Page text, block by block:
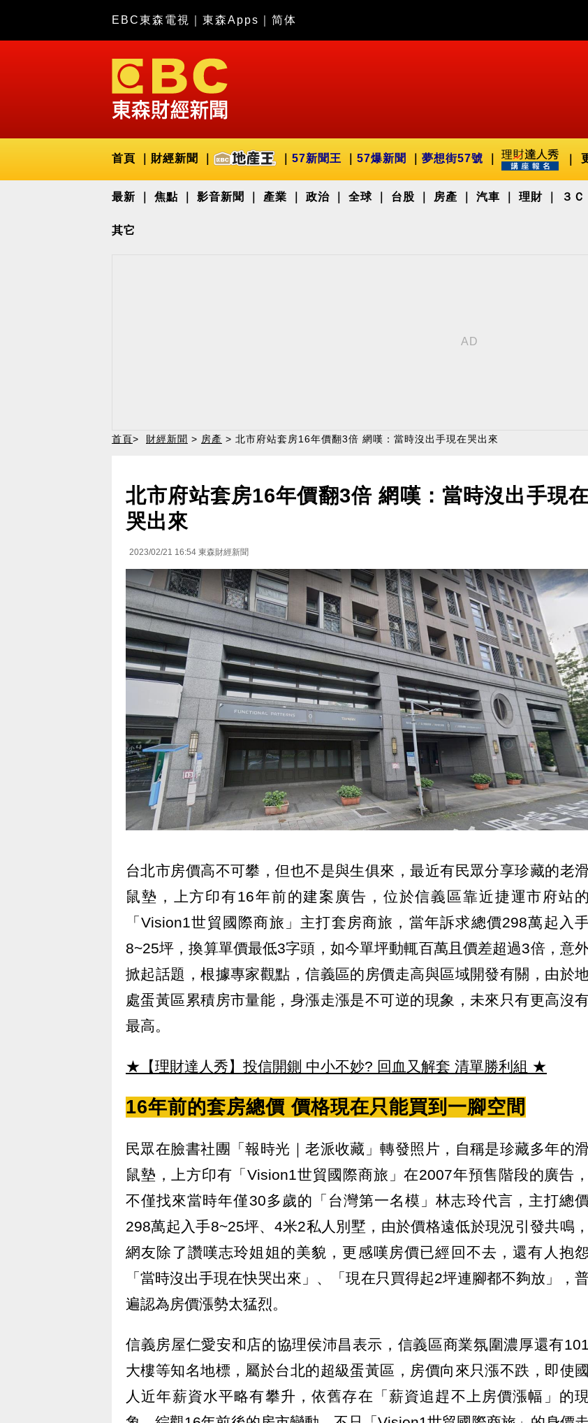
EBC東森電視 東森Apps 简体
首頁 財經新聞 57新聞王 57爆新聞 夢想街57號
最新 焦點 影音新聞 產業 政治 全球 台股 房產 汽車 理財 ３Ｃ
其它
首頁> 財經新聞 > 房產 > 北市府站套房16年價翻3倍 網嘆：當時沒出手現在哭出來
北市府站套房16年價翻3倍 網嘆：當時沒出手現在
哭出來
2023/02/21 16:54 東森財經新聞
台北市房價高不可攀，但也不是與生俱來，最近有民眾分享珍藏的老滑
鼠墊，上方印有16年前的建案廣告，位於信義區靠近捷運市府站的
「Vision1世貿國際商旅」主打套房商旅，當年訴求總價298萬起入
8~25坪，換算單價最低3字頭，如今單坪動輒百萬且價差超過3倍，意
掀起話題，根據專家觀點，信義區的房價走高與區域開發有關，由於
處蛋黃區累積房市量能，身漲走漲是不可逆的現象，未來只有更高沒
最高。
★【理財達人秀】投信開鍘 中小不妙? 回血又解套 清單勝利組 ★
16年前的套房總價 價格現在只能買到一腳空間
民眾在臉書社團「報時光｜老派收藏」轉發照片，自稱是珍藏多年的滑
鼠墊，上方印有「Vision1世貿國際商旅」在2007年預售階段的廣告，
不僅找來當時年僅30多歲的「台灣第一名模」林志玲代言，主打總價
298萬起入手8~25坪、4米2私人別墅，由於價格遠低於現況引發共鳴，
網友除了讚嘆志玲姐姐的美貌，更感嘆房價已經回不去，還有人抱
「當時沒出手現在快哭出來」、「現在只買得起2坪連腳都不夠放」，
遍認為房價漲勢太猛烈。
信義房屋仁愛安和店的協理侯沛昌表示，信義區商業氛圍濃厚還有101
大樓等知名地標，屬於台北的超級蛋黃區，房價向來只漲不跌，即使國
人近年薪資水平略有攀升，依舊存在「薪資追趕不上房價漲幅」的